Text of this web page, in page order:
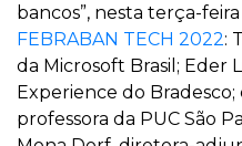
bancos”, nesta terça-
FEBRABAN TECH 2022:
da Microsoft Brasil; Eder
Experience do Bradesco;
professora da PUC São